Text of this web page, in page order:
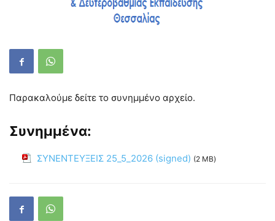
Παρακαλούμε δείτε το συνημμένο αρχείο.
Συνημμένα:
ΣΥΝΕΝΤΕΥΞΕΙΣ 25_5_2026 (signed) (2 MB)